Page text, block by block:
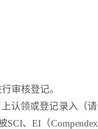
审核登记。
上认领或登记录入（
SCI、EI （Compendex